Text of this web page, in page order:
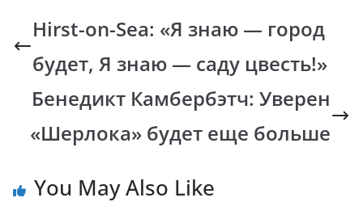
b
o
o
k
s
A
p
p
y
Li
n
k
gr
a
m
Hirst-on-Sea: «Я знаю — город
будет, Я знаю — саду цвесть!»
Бенедикт Камбербэтч: Уверен
«Шерлока» будет еще больше
You May Also Like